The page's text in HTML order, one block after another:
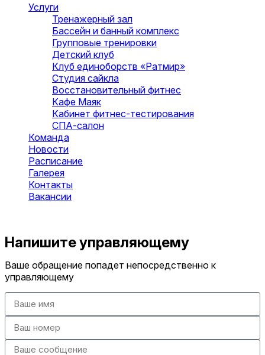
Услуги
Тренажерный зал
Бассейн и банный комплекс
Групповые тренировки
Детский клуб
Клуб единоборств «Ратмир»
Студия сайкла
Восстановительный фитнес
Кафе Маяк
Кабинет фитнес-тестирования
СПА-салон
Команда
Новости
Расписание
Галерея
Контакты
Вакансии
Напишите управляющему
Ваше обращение попадет непосредственно к
управляющему